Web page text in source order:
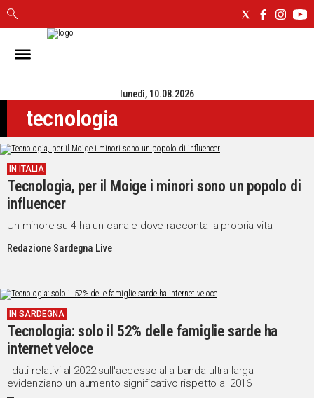
IN
CAGLIARI
SASSARI
NUORO
ORISTANO
SULCIS
GALLURA
OGLIASTRA
MEDIO
CAMPIDANO
NOTIZIE
POLITICA
IN
ITALIA
NEL
MONDO
lunedì, 10.08.2026
tecnologia
IN ITALIA
Tecnologia, per il Moige i minori sono un popolo di
influencer
Un minore su 4 ha un canale dove racconta la propria vita
Redazione Sardegna Live
IN SARDEGNA
Tecnologia: solo il 52% delle famiglie sarde ha
internet veloce
I dati relativi al 2022 sull'accesso alla banda ultra larga
evidenziano un aumento significativo rispetto al 2016